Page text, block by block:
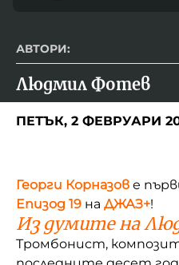
АВТОРИ:
Людмил Фотев
ПЕТЪК, 2 ФЕВРУАРИ
Георги Корназов е
Епизод 19 на ДЖАЗ+!
Из думите на
Тромбонист,